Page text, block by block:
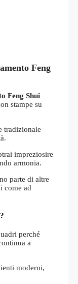
Feng
Feng Shui
stampe su
tradizionale
impreziosire
armonia.
parte di altre
come ad
perché
a
moderni,